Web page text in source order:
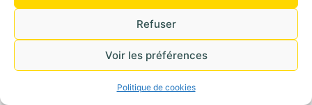
Refuser
Voir les préférences
Politique de cookies